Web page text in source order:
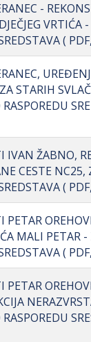
-
VRTIĆA
(
STARIH
IVAN ŽABNO,
CESTE NC25,
(
PETAR
MALI PETAR
(
PETAR